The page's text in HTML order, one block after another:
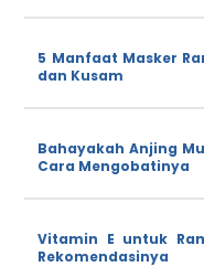
5 Manfaat Masker
dan Kusam
Bahayakah Anjing
Cara Mengobatinya
Vitamin E untuk
Rekomendasinya